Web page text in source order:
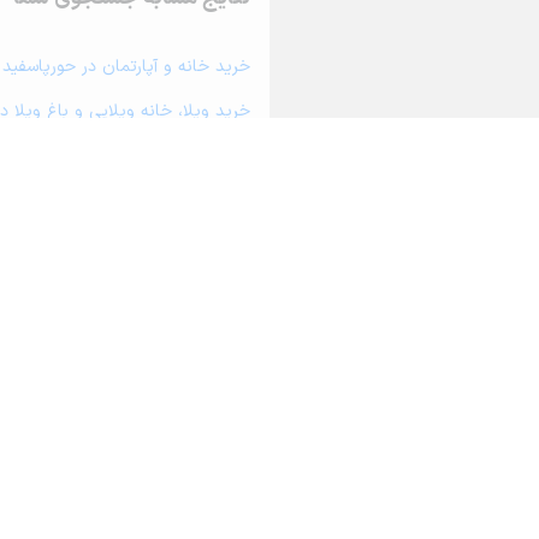
خرید خانه و آپارتمان در حورپاسفید
خرید ویلا، خانه ویلایی و باغ ویلا